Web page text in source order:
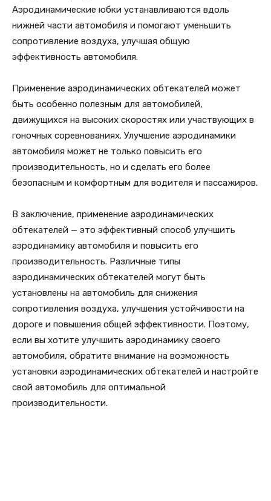
Аэродинамические юбки устанавливаются вдоль
нижней части автомобиля и помогают уменьшить
сопротивление воздуха, улучшая общую
эффективность автомобиля.
Применение аэродинамических обтекателей может
быть особенно полезным для автомобилей,
движущихся на высоких скоростях или участвующих в
гоночных соревнованиях. Улучшение аэродинамики
автомобиля может не только повысить его
производительность, но и сделать его более
безопасным и комфортным для водителя и пассажиров.
В заключение, применение аэродинамических
обтекателей — это эффективный способ улучшить
аэродинамику автомобиля и повысить его
производительность. Различные типы
аэродинамических обтекателей могут быть
установлены на автомобиль для снижения
сопротивления воздуха, улучшения устойчивости на
дороге и повышения общей эффективности. Поэтому,
если вы хотите улучшить аэродинамику своего
автомобиля, обратите внимание на возможность
установки аэродинамических обтекателей и настройте
свой автомобиль для оптимальной
производительности.